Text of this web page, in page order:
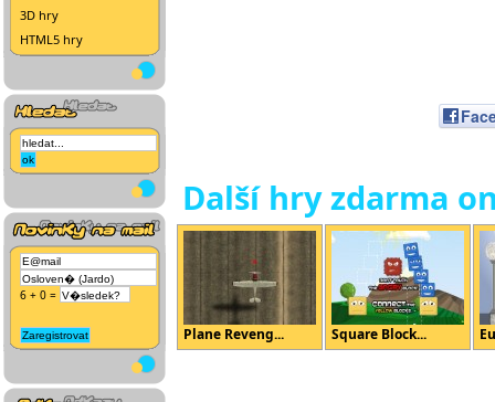
3D hry
HTML5 hry
6 + 0 =
Další hry zdarma
Plane Reveng... Square Block...